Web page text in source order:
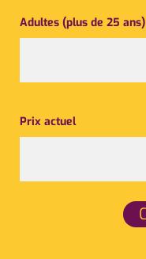
Adultes (plus de 25 ans)
Prix actuel